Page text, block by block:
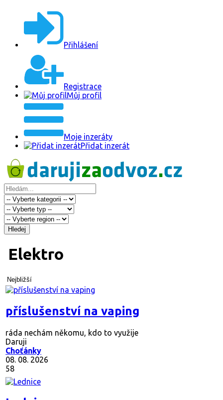
Přihlášení
Registrace
Můj profil
Moje inzeráty
Přidat inzerát
Hledej
Elektro
Nejbližší
příslušenství na vaping
ráda nechám někomu, kdo to využije
Daruji
Choťánky
08. 08. 2026
58